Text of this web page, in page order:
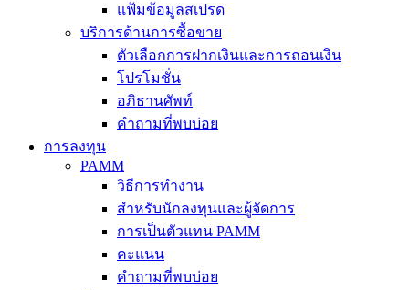
แฟ้มข้อมูลสเปรด
บริการด้านการซื้อขาย
ตัวเลือกการฝากเงินและการถอนเงิน
โปรโมชั่น
อภิธานศัพท์
คำถามที่พบบ่อย
การลงทุน
PAMM
วิธีการทำงาน
สำหรับนักลงทุนและผู้จัดการ
การเป็นตัวแทน PAMM
คะแนน
คำถามที่พบบ่อย